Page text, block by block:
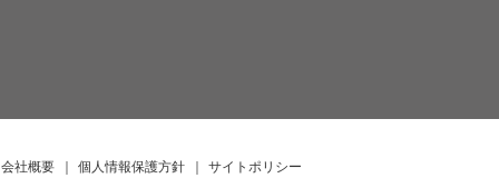
会社概要 ｜ 個人情報保護方針 ｜ サイトポリシー